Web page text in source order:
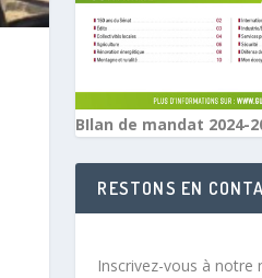
BIlan de mandat 2024-
RESTONS EN
Inscrivez-vous à notre